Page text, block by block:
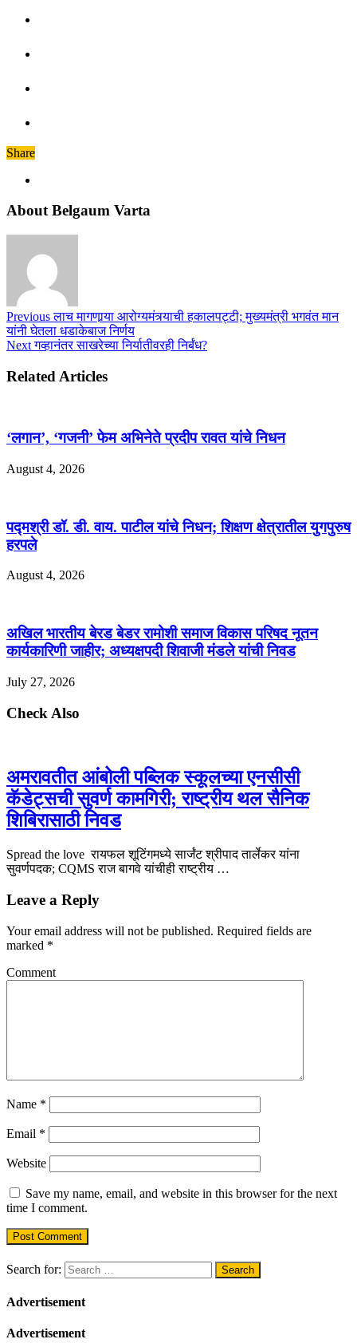
Share
About Belgaum Varta
Previousलाच मागणार्‍या आरोग्यमंत्र्याची हकालपट्टी; मुख्यमंत्री भगवंत मान
यांनी घेतला धडाकेबाज निर्णय
Nextगव्हानंतर साखरेच्या निर्यातीवरही निर्बंध?
Related Articles
‘लगान’, ‘गजनी’ फेम अभिनेते प्रदीप रावत यांचे निधन
August 4, 2026
पद्मश्री डॉ. डी. वाय. पाटील यांचे निधन; शिक्षण क्षेत्रातील युगपुरुष
हरपले
August 4, 2026
अखिल भारतीय बेरड‌ बेडर रामोशी समाज‌ विकास परिषद नूतन
कार्यकारिणी जाहीर; अध्यक्षपदी शिवाजी मंडले यांची निवड
July 27, 2026
Check Also
अमरावतीत आंबोली पब्लिक स्कूलच्या एनसीसी
कॅडेट्सची सुवर्ण कामगिरी; राष्ट्रीय थल सैनिक
शिबिरासाठी निवड
Spread the love रायफल शूटिंगमध्ये सार्जंट श्रीपाद तार्लेकर यांना
सुवर्णपदक; CQMS राज बागवे यांचीही राष्ट्रीय …
Leave a Reply
Your email address will not be published. Required fields are
marked *
Comment
Name *
Email *
Website
Save my name, email, and website in this browser for the next
time I comment.
Search for:
Advertisement
Advertisement